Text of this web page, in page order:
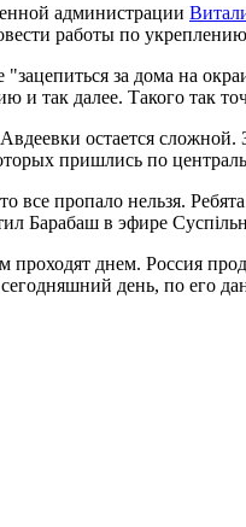
администрации
работы по
за дома на
и так далее. Такого так
остается
пришлись по
все пропало нельзя.
Барабаш в эфире
проходят днем. Россия
день, по его